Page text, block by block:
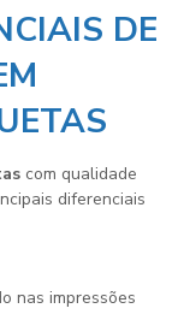
DE
com qualidade
diferenciais
nas impressões